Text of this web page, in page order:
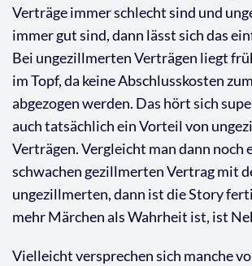
Verträge immer schlecht sind und
immer gut sind, dann lässt sich das
Bei ungezillmerten Verträgen liegt
im Topf, da keine Abschlusskosten
abgezogen werden. Das hört sich
auch tatsächlich ein Vorteil von
Verträgen. Vergleicht man dann noch
schwachen gezillmerten Vertrag mit
ungezillmerten, dann ist die Story
mehr Märchen als Wahrheit ist, ist
Vielleicht versprechen sich manche